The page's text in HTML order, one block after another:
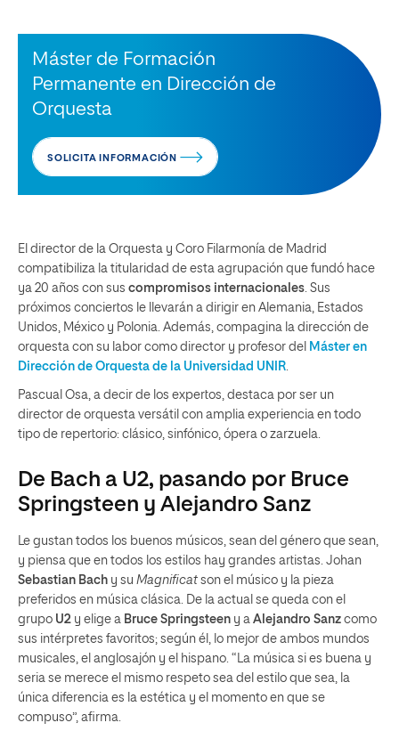
Máster de Formación
Permanente en Dirección de
Orquesta
SOLICITA INFORMACIÓN
El director de la Orquesta y Coro Filarmonía de Madrid
compatibiliza la titularidad de esta agrupación que fundó hace
ya 20 años con sus compromisos internacionales . Sus
próximos conciertos le llevarán a dirigir en Alemania, Estados
Unidos, México y Polonia. Además, compagina la dirección de
orquesta con su labor como director y profesor del Máster en
Dirección de Orquesta de la Universidad UNIR
Pascual Osa, a decir de los expertos, destaca por ser un
director de orquesta versátil con amplia experiencia en todo
tipo de repertorio: clásico, sinfónico, ópera o zarzuela.
De Bach a U2, pasando por Bruce
Springsteen y Alejandro Sanz
Le gustan todos los buenos músicos, sean del género que sean,
y piensa que en todos los estilos hay grandes artistas. Johan
Sebastian Bach y su Magnificat son el músico y la pieza
preferidos en música clásica. De la actual se queda con el
grupo U2 y elige a Bruce Springsteen y a Alejandro Sanz como
sus intérpretes favoritos; según él, lo mejor de ambos mundos
musicales, el anglosajón y el hispano. “La música si es buena y
seria se merece el mismo respeto sea del estilo que sea, la
única diferencia es la estética y el momento en que se
compuso”, afirma.